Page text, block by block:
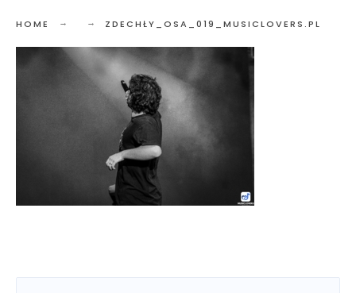
HOME ZDECHŁY_OSA_019_MUSICLOVERS.PL